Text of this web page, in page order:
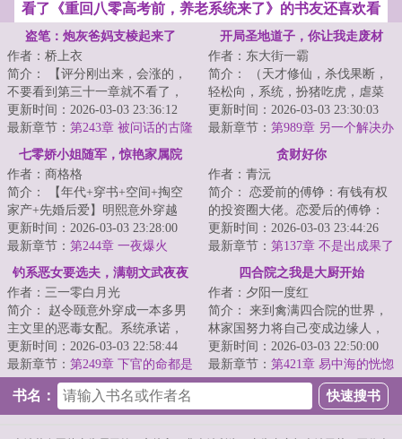
看了《重回八零高考前，养老系统来了》的书友还喜欢看
盗笔：炮灰爸妈支棱起来了
作者：桥上衣
简介： 【评分刚出来，会涨的，
不要看到第三十一章就不看了，
接着看下去，是铺垫不是无厘
头！
更新时间：2026-03-03 23:36:12
最新章节： 第243章 被问话的古隆
老太太
开局圣地道子，你让我走废材
流？
作者：东大街一霸
简介： （天才修仙，杀伐果断，
轻松向，系统，扮猪吃虎，虐菜
圣手，炸鱼天尊，多女）\n穿越仙
侠...
更新时间：2026-03-03 23:30:03
最新章节： 第989章 另一个解决办
七零娇小姐随军，惊艳家属院
作者：商格格
简介： 【年代+穿书+空间+掏空
家产+先婚后爱】明熙意外穿越
了，成了年代文里肤白貌美，明
艳动...
更新时间：2026-03-03 23:28:00
最新章节： 第244章 一夜爆火
贪财好你
作者：青沅
简介： 恋爱前的傅铮：有钱有权
的投资圈大佬。恋爱后的傅铮：
怒撒千金只为博心上人开心。
更新时间：2026-03-03 23:44:26
最新章节： 第137章 不是出成果了
钓系恶女要选夫，满朝文武夜夜
缠
作者：三一零白月光
简介： 赵令颐意外穿成一本多男
主文里的恶毒女配。系统承诺，
只要走完剧情，就送她回现代，
附赠奖...
更新时间：2026-03-03 22:58:44
最新章节： 第249章 下官的命都是
四合院之我是大厨开始
作者：夕阳一度红
简介： 来到禽满四合院的世界，
林家国努力将自己变成边缘人，
过好自己的小日子就行。
<...
更新时间：2026-03-03 22:50:00
最新章节： 第421章 易中海的恍惚
书名：